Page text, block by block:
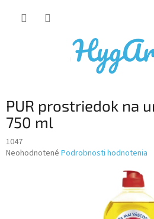
PUR prostriedok na
750 ml
1047
Priemerné
Neohodnotené Podrobnosti hodnotenia